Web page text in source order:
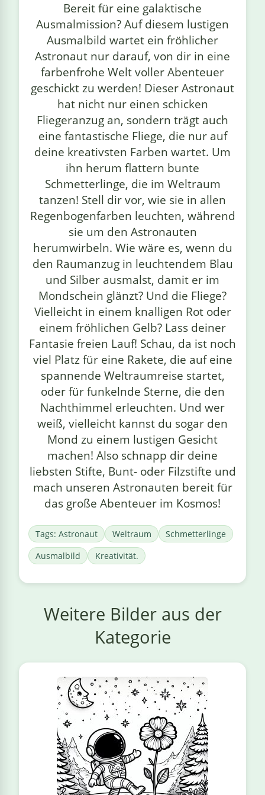
Bereit für eine galaktische
Ausmalmission? Auf diesem lustigen
Ausmalbild wartet ein fröhlicher
Astronaut nur darauf, von dir in eine
farbenfrohe Welt voller Abenteuer
geschickt zu werden! Dieser Astronaut
hat nicht nur einen schicken
Fliegeranzug an, sondern trägt auch
eine fantastische Fliege, die nur auf
deine kreativsten Farben wartet. Um
ihn herum flattern bunte
Schmetterlinge, die im Weltraum
tanzen! Stell dir vor, wie sie in allen
Regenbogenfarben leuchten, während
sie um den Astronauten
herumwirbeln. Wie wäre es, wenn du
den Raumanzug in leuchtendem Blau
und Silber ausmalst, damit er im
Mondschein glänzt? Und die Fliege?
Vielleicht in einem knalligen Rot oder
einem fröhlichen Gelb? Lass deiner
Fantasie freien Lauf! Schau, da ist noch
viel Platz für eine Rakete, die auf eine
spannende Weltraumreise startet,
oder für funkelnde Sterne, die den
Nachthimmel erleuchten. Und wer
weiß, vielleicht kannst du sogar den
Mond zu einem lustigen Gesicht
machen! Also schnapp dir deine
liebsten Stifte, Bunt- oder Filzstifte und
mach unseren Astronauten bereit für
das große Abenteuer im Kosmos!
Tags: Astronaut Weltraum
Schmetterlinge
Ausmalbild
Kreativität.
Weitere Bilder aus der
Kategorie